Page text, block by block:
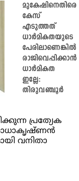
മുകേഷിനെതിരെ
കേസ്
എടുത്തത്
ധാർമികതയുടെ
പേരിലാണെങ്കില്‍
രാജിവെപ്പിക്കാൻ
ധാർമികത
ഇല്ലേ:
തിരുവഞ്ചൂർ
പ്രത്യേക
വനിതാ